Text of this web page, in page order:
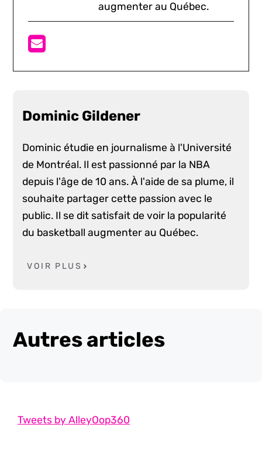
augmenter au Québec.
Dominic Gildener
Dominic étudie en journalisme à l'Université
de Montréal. Il est passionné par la NBA
depuis l'âge de 10 ans. À l'aide de sa plume, il
souhaite partager cette passion avec le
public. Il se dit satisfait de voir la popularité
du basketball augmenter au Québec.
VOIR PLUS
Autres articles
Tweets by AlleyOop360